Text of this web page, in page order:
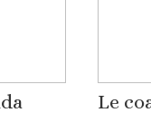
Le